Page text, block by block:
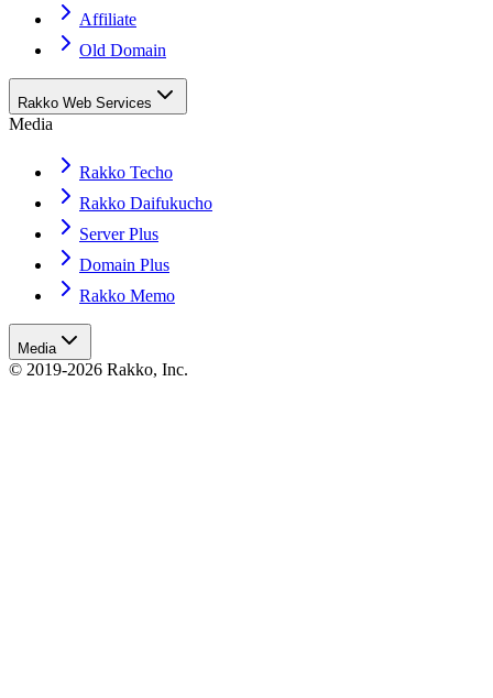
Affiliate
Old Domain
Rakko Web Services
Media
Rakko Techo
Rakko Daifukucho
Server Plus
Domain Plus
Rakko Memo
Media
© 2019-2026 Rakko, Inc.